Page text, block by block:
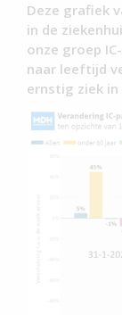
Deze grafiek
in de
onze groep
naar leeftijd
ernstig ziek in